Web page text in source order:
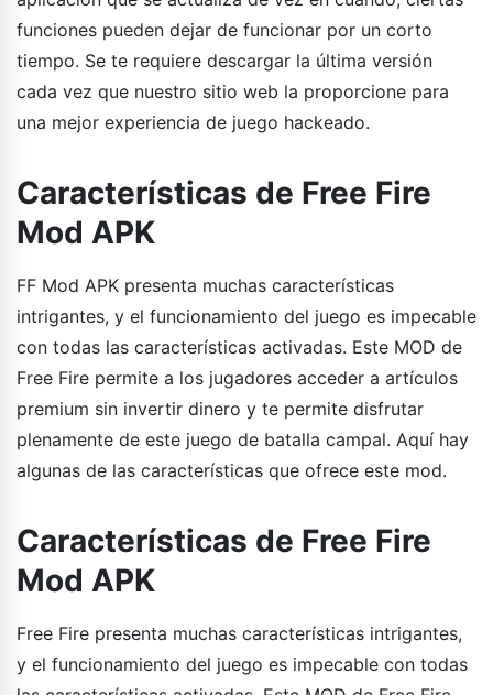
funciones pueden dejar de funcionar por un corto
tiempo. Se te requiere descargar la última versión
cada vez que nuestro sitio web la proporcione para
una mejor experiencia de juego hackeado.
Características de Free Fire
Mod APK
FF Mod APK presenta muchas características
intrigantes, y el funcionamiento del juego es impecable
con todas las características activadas. Este MOD de
Free Fire permite a los jugadores acceder a artículos
premium sin invertir dinero y te permite disfrutar
plenamente de este juego de batalla campal. Aquí hay
algunas de las características que ofrece este mod.
Características de Free Fire
Mod APK
Free Fire presenta muchas características intrigantes,
y el funcionamiento del juego es impecable con todas